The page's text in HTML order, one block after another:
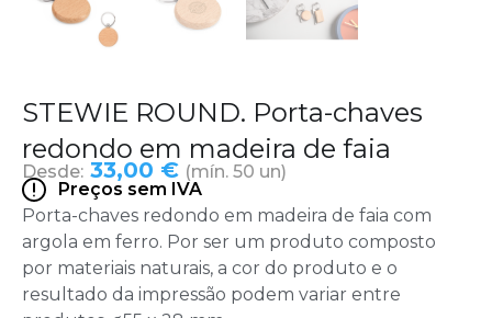
STEWIE ROUND. Porta-chaves
redondo em madeira de faia
Desde: 33,00 € (mín. 50 un)
Preços sem IVA
Porta-chaves redondo em madeira de faia com
argola em ferro. Por ser um produto composto
por materiais naturais, a cor do produto e o
resultado da impressão podem variar entre